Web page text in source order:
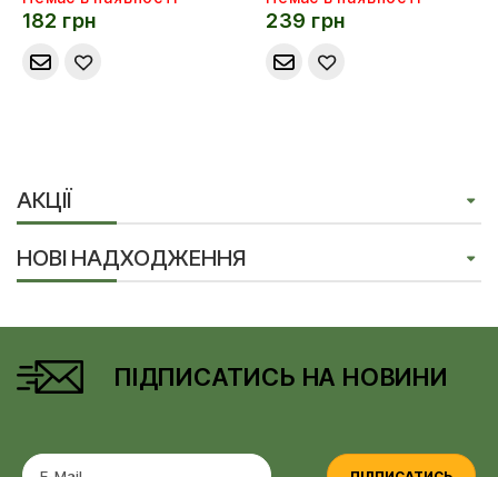
182 грн 239 грн
АКЦІЇ
НОВІ НАДХОДЖЕННЯ
ПІДПИСАТИСЬ НА НОВИНИ